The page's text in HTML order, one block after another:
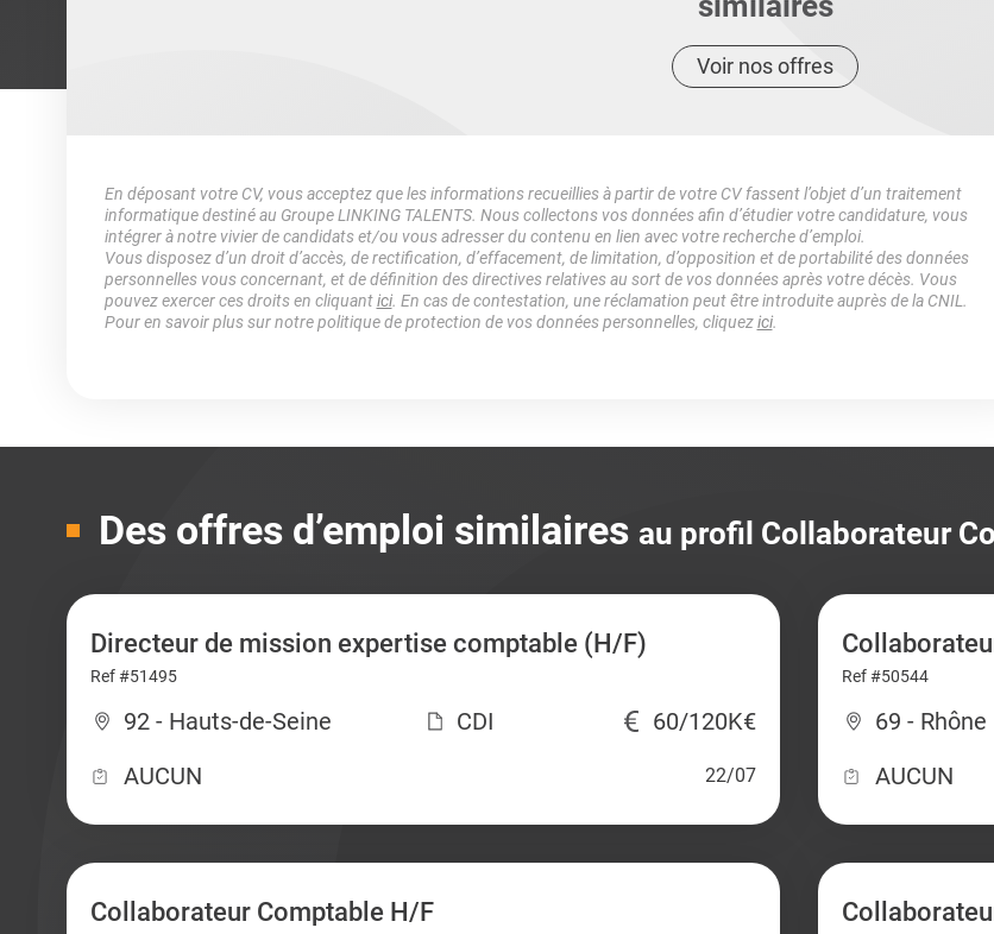
Voir nos offres
En déposant votre CV, vous acceptez que les informations recueillies à partir de votre CV fassent l’objet d’un traitement
informatique destiné au Groupe LINKING TALENTS. Nous collectons vos données afin d’étudier votre candidature, vous
intégrer à notre vivier de candidats et/ou vous adresser du contenu en lien avec votre recherche d’emploi.
Vous disposez d’un droit d’accès, de rectification, d’effacement, de limitation, d’opposition et de portabilité des données
personnelles vous concernant, et de définition des directives relatives au sort de vos données après votre décès. Vous
pouvez exercer ces droits en cliquantici. En cas de contestation, une réclamation peut être introduite auprès de la CNIL.
Pour en savoir plus sur notre politique de protection de vos données personnelles, cliquezici.
Des offres d’emploi similaires au profil Collaborateur
Directeur de mission expertise comptable (H/F)
Ref #51495
92 - Hauts-de-Seine CDI
60/120K€
AUCUN
22/07
Ref #50544
69 - Rhône
AUCUN
Collaborateur Comptable H/F